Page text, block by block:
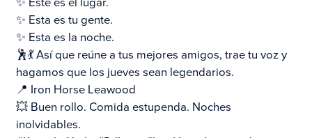
✨ Esta es tu gente.
✨ Esta es la noche.
🕺💃 Así que reúne a tus mejores amigos, trae tu voz y
hagamos que los jueves sean legendarios.
📍 Iron Horse Leawood
💥 Buen rollo. Comida estupenda. Noches
inolvidables.